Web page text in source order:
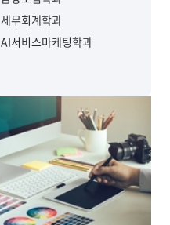
세무회계학과
AI서비스마케팅학과